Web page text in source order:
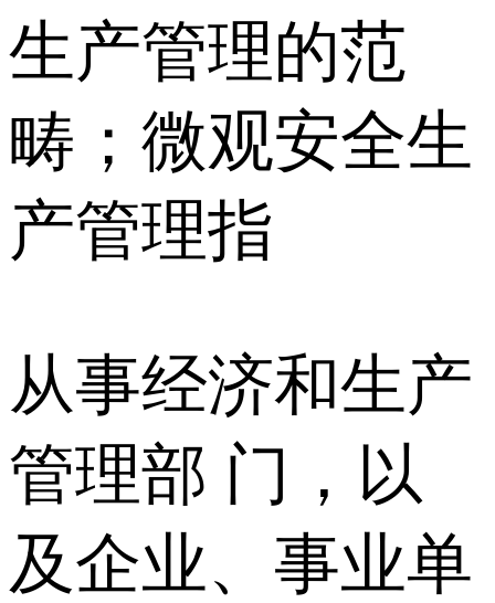
生产管理的范
畴；微观安全生
产管理指
从事经济和生产
管理部 门，以
及企业、事业单